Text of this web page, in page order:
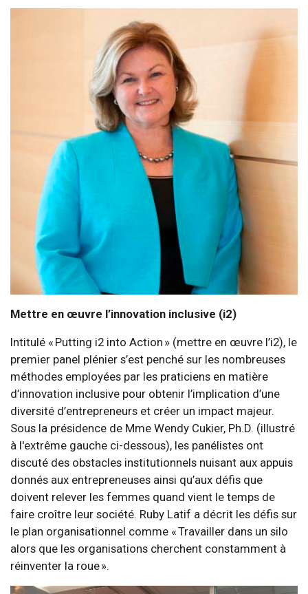
Mettre en œuvre l’innovation inclusive (i2)
Intitulé « Putting i2 into Action » (mettre en œuvre l’i2), le
premier panel plénier s’est penché sur les nombreuses
méthodes employées par les praticiens en matière
d’innovation inclusive pour obtenir l’implication d’une
diversité d’entrepreneurs et créer un impact majeur.
Sous la présidence de Mme Wendy Cukier, Ph.D. (illustré
à l'extrême gauche ci-dessous), les panélistes ont
discuté des obstacles institutionnels nuisant aux appuis
donnés aux entrepreneuses ainsi qu’aux défis que
doivent relever les femmes quand vient le temps de
faire croître leur société. Ruby Latif a décrit les défis sur
le plan organisationnel comme « Travailler dans un silo
alors que les organisations cherchent constamment à
réinventer la roue ».